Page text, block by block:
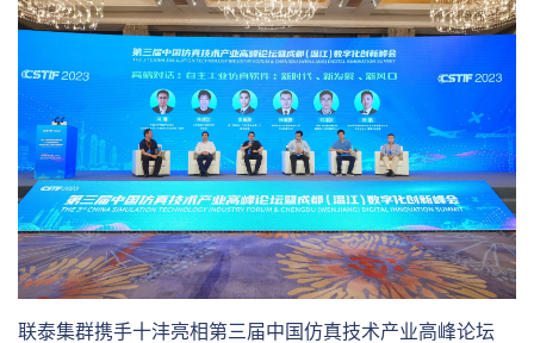
联泰集群携手十沣亮相第三届中国仿真技术产业高峰论坛